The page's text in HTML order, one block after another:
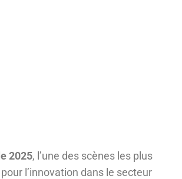
2025, l’une des scènes les plus
l’innovation dans le secteur